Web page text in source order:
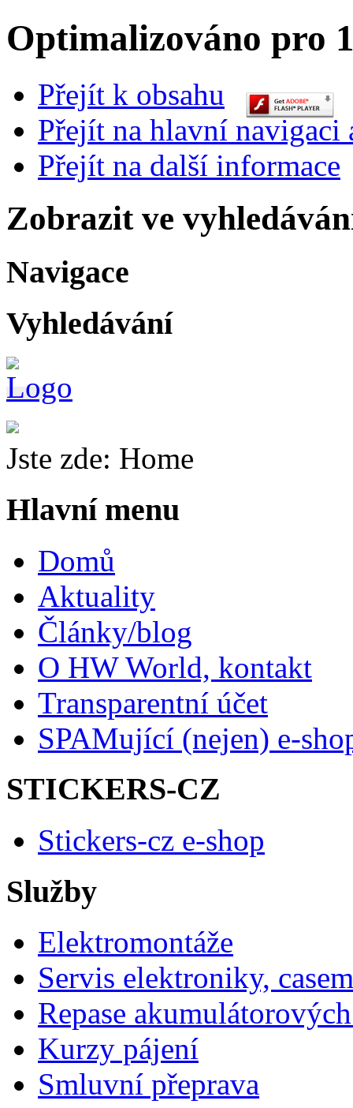
Optimalizováno pro
Přejít k obsahu
Přejít na hlavní navigaci
Přejít na další informace
Zobrazit ve
Navigace
Vyhledávání
Jste zde: Home
Hlavní menu
Domů
Aktuality
Články/blog
O HW World, kontakt
Transparentní účet
SPAMující (nejen) e-
STICKERS-CZ
Stickers-cz e-shop
Služby
Elektromontáže
Servis elektroniky,
Repase
Kurzy pájení
Smluvní přeprava